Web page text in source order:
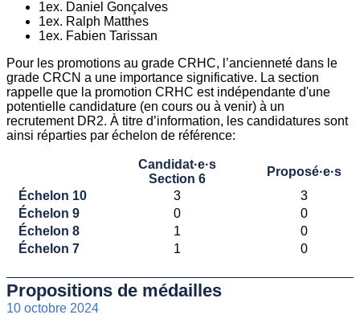
1ex. Daniel Gonçalves
1ex. Ralph Matthes
1ex. Fabien Tarissan
Pour les promotions au grade CRHC, l’ancienneté dans le
grade CRCN a une importance significative. La section
rappelle que la promotion CRHC est indépendante d'une
potentielle candidature (en cours ou à venir) à un
recrutement DR2. À titre d’information, les candidatures sont
ainsi réparties par échelon de référence:
Candidat·e·s
Section 6
Proposé·e·s
Échelon 10
3
3
Échelon 9
0
0
Échelon 8
1
0
Échelon 7
1 0
Propositions de médailles
10 octobre 2024